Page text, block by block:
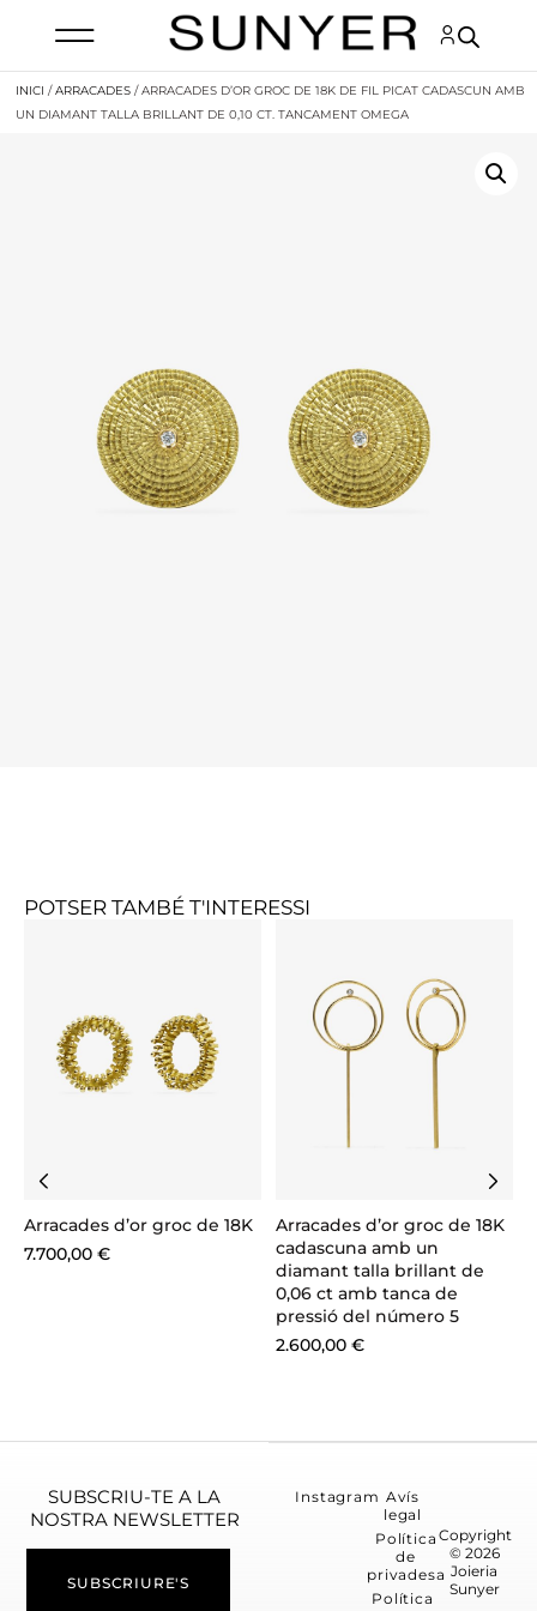
INICI /ARRACADES / ARRACADES D’OR GROC DE 18K DE FIL PICAT CADASCUN AMB
UN DIAMANT TALLA BRILLANT DE 0,10 CT. TANCAMENT OMEGA
POTSER TAMBÉ T'INTERESSI
Arracades d’or groc de 18K
7.700,00 €
Arracades d’or groc de 18K
cadascuna amb un
diamant talla brillant de
0,06 ct amb tanca de
pressió del número 5
2.600,00 €
SUBSCRIU-TE A LA
NOSTRA NEWSLETTER
SUBSCRIURE'S
Copyright
© 2026
Joieria
Sunyer
Instagram Avís
legal
Política
de
privadesa
Política